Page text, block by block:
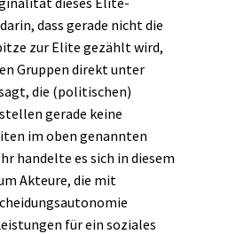
dass gerade nicht die
zur Elite gezählt wird,
Gruppen direkt unter
die (politischen)
gerade keine
im oben genannten
handelte es sich in diesem
Akteure, die mit
für ein soziales